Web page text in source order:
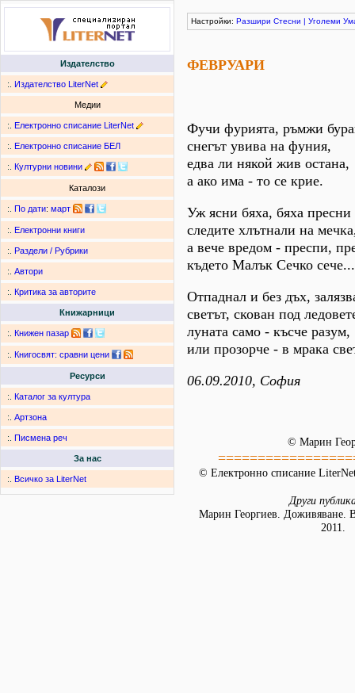
Издателство
:. Издателство LiterNet
Медии
:. Електронно списание LiterNet
:. Електронно списание БЕЛ
:. Културни новини
Каталози
:. По дати: март
:. Електронни книги
:. Раздели / Рубрики
:. Автори
:. Критика за авторите
Книжарници
:. Книжен пазар
:. Книгосвят: сравни цени
Ресурси
:. Каталог за култура
:. Артзона
:. Писмена реч
За нас
:. Всичко за LiterNet
Настройки: Разшири Стесни | Уголеми
ФЕВРУАРИ
Фучи фурията, ръмжи
снегът увива на фуния,
едва ли някой жив остана,
а ако има - то се крие.
Уж ясни бяха, бяха пресни
следите хлътнали на
а вече вредом - преспи,
където Малък Сечко сече...
Отпаднал и без дъх,
светът, скован под
луната само - късче разум,
или прозорче - в мрака
06.09.2010, София
© Марин
© Електронно списание
Други
Марин Георгиев. Доживяване.
2011.